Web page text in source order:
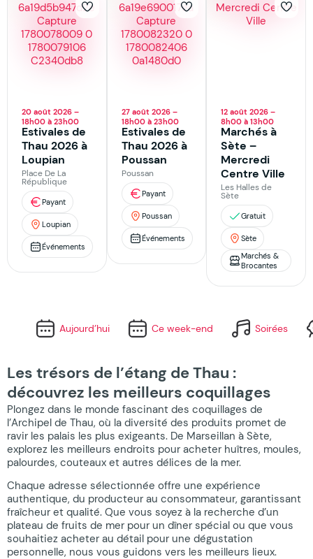
20 août 2026 –
18h00 à 23h00
Estivales de
Thau 2026 à
Loupian
Place De La
République
Payant
Loupian
Événements
27 août 2026 –
18h00 à 23h00
Estivales de
Thau 2026 à
Poussan
Poussan
Payant
Poussan
Événements
12 août 2026 –
8h00 à 13h00
Marchés à
Sète –
Mercredi
Centre Ville
Les Halles de
Sète
Gratuit
Sète
Marchés &
Brocantes
Aujourd’hui Ce week-end Soirées
Les trésors de l’étang de Thau :
découvrez les meilleurs coquillages
Plongez dans le monde fascinant des coquillages de
l’Archipel de Thau, où la diversité des produits promet de
ravir les palais les plus exigeants. De Marseillan à Sète,
explorez les meilleurs endroits pour acheter huîtres, moules,
palourdes, couteaux et autres délices de la mer.
Chaque adresse sélectionnée offre une expérience
authentique, du producteur au consommateur, garantissant
fraîcheur et qualité. Que vous soyez à la recherche d’un
plateau de fruits de mer pour un dîner spécial ou que vous
souhaitiez acheter au détail pour une dégustation
personnelle, nous vous guidons vers les meilleurs lieux.